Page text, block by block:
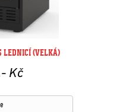
LEDNICÍ (VELKÁ)
Kč